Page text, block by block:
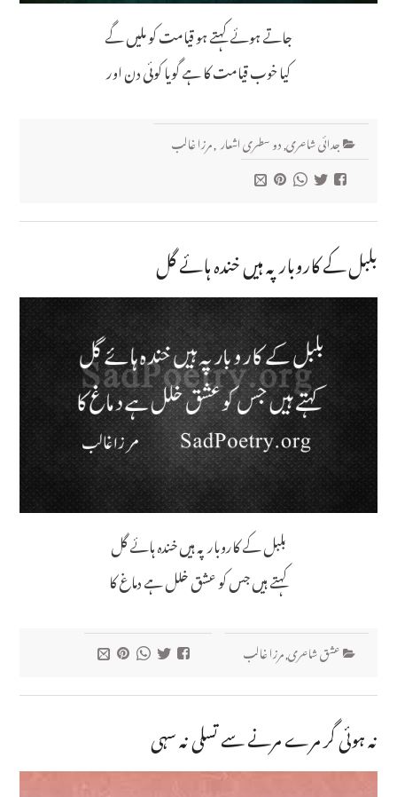
جاتے ہوئے کہتے ہو قیامت کو ملیں گے
کیا خوب قیامت کا ہے گویا کوئی دن اور
جدائی شاعری,دو سطری اشعار,مرزا غالب
بلبل کے کاروبار پہ ہیں خندہ ہائے گل
بلبل کے کاروبار پہ ہیں خندہ ہائے گل
کہتے ہیں جس کو عشق خلل ہے دماغ کا
عشق شاعری,مرزا غالب
نہ ہوئی گر مرے مرنے سے تسلی نہ سہی